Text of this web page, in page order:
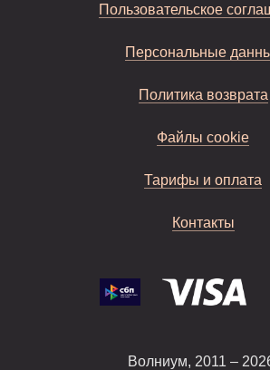
Пользовательское
Персональные
Политика возврата
Файлы cookie
Тарифы и оплата
Контакты
Волниум, 2011 –